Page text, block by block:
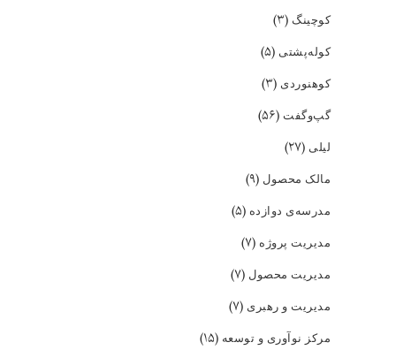
کوچینگ (۳)
کوله‌پشتی (۵)
کوهنوردی (۳)
گپ‌و‌گفت (۵۶)
لیلی (۲۷)
مالک محصول (۹)
مدرسه‌ی دوازده (۵)
مدیریت پروژه (۷)
مدیریت محصول (۷)
مدیریت و رهبری (۷)
مرکز نوآوری و توسعه (۱۵)